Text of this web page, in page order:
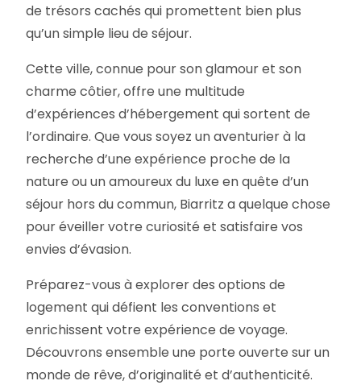
de trésors cachés qui promettent bien plus
qu’un simple lieu de séjour.
Cette ville, connue pour son glamour et son
charme côtier, offre une multitude
d’expériences d’hébergement qui sortent de
l’ordinaire. Que vous soyez un aventurier à la
recherche d’une expérience proche de la
nature ou un amoureux du luxe en quête d’un
séjour hors du commun, Biarritz a quelque chose
pour éveiller votre curiosité et satisfaire vos
envies d’évasion.
Préparez-vous à explorer des options de
logement qui défient les conventions et
enrichissent votre expérience de voyage.
Découvrons ensemble une porte ouverte sur un
monde de rêve, d’originalité et d’authenticité.